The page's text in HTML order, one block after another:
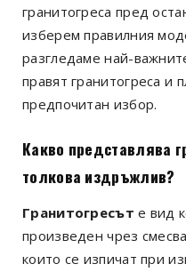
гранитогреса пред
изберем правилния
разгледаме най-
правят гранитогреса и
предпочитан избор.
Какво представлява
толкова издръжлив?
Гранитогресът е вид
произведен чрез
които се изпичат при